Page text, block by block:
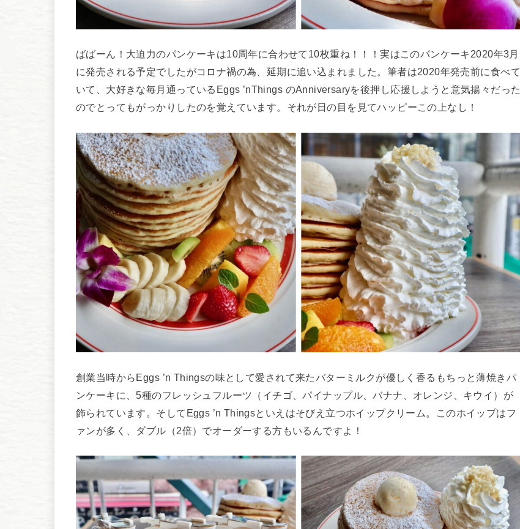
ばばーん！大迫力のパンケーキは10周年に合わせて10枚重ね！！！実はこのパンケーキ2020年3月
に発売される予定でしたがコロナ禍の為、延期に追い込まれました。筆者は2020年発売前に食べて
いて、大好きな毎月通っているEggs ’nThings のAnniversaryを後押し応援しようと意気揚々だった
のでとってもがっかりしたのを覚えています。それが日の目を見てハッピーこの上なし！
創業当時からEggs ’n Thingsの味として愛されて来たバターミルクが優しく香るもちっと薄焼きパ
ンケーキに、5種のフレッシュフルーツ（イチゴ、パイナップル、バナナ、オレンジ、キウイ）が
飾られています。そしてEggs ’n Thingsといえはそびえ立つホイップクリーム。このホイップはフ
ァンが多く、ダブル（2倍）でオーダーする方もいるんですよ！